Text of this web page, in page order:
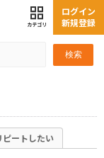
検索
ログイン
新規登録
ピートしたい